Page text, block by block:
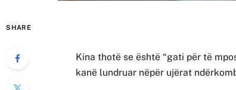
SHARE
Kina thotë se është “gati për të
kanë lundruar nëpër ujërat